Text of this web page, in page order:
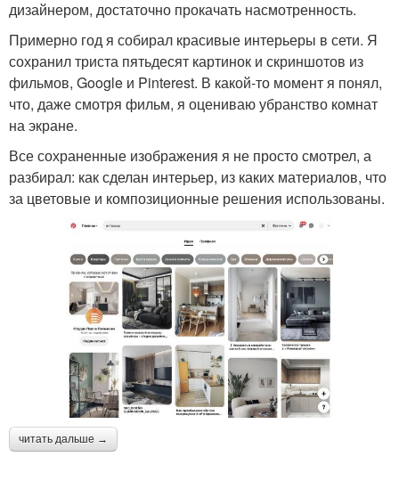
дизайнером, достаточно прокачать насмотренность.
Примерно год я собирал красивые интерьеры в сети. Я
сохранил триста пятьдесят картинок и скриншотов из
фильмов, Google и Pinterest. В какой-то момент я понял,
что, даже смотря фильм, я оцениваю убранство комнат
на экране.
Все сохраненные изображения я не просто смотрел, а
разбирал: как сделан интерьер, из каких материалов, что
за цветовые и композиционные решения использованы.
читать дальше →